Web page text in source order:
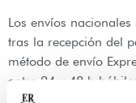
Los envíos
tras la recepción del
método de envío
entre 24 y 48 h